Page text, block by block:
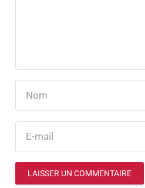
LAISSER UN COMMENTAIRE